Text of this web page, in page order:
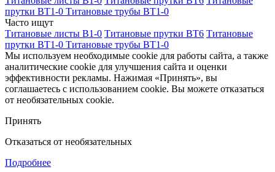
прутки ВТ1-0 Титановые трубы ВТ1-0
Часто ищут
Титановые листы В1-0 Титановые прутки ВТ6 Титановые
прутки ВТ1-0 Титановые трубы ВТ1-0
Мы используем необходимые cookie для работы сайта, а также
аналитические cookie для улучшения сайта и оценки
эффективности рекламы. Нажимая «Принять», вы
соглашаетесь с использованием cookie. Вы можете отказаться
от необязательных cookie.
Принять
Отказаться от необязательных
Подробнее